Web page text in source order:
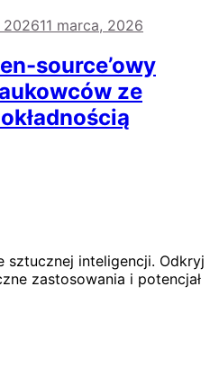
202611 marca, 2026
source’owy
ze
sztucznej inteligencji. Odkryj
zastosowania i potencjał